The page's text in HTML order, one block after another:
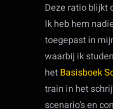
Deze ratio blijkt
Ik heb hem
toegepast in
waarbij ik
hetBasisboek
train in het
scenario’s en